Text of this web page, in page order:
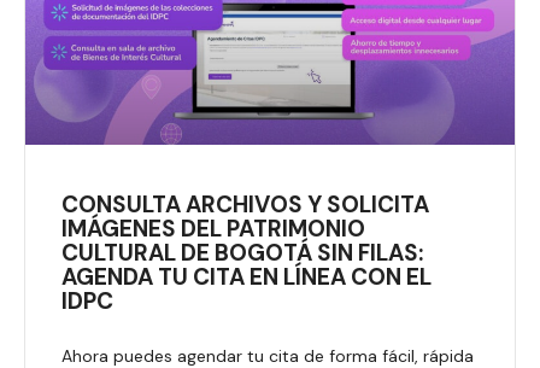
CONSULTA ARCHIVOS Y SOLICITA
IMÁGENES DEL PATRIMONIO
CULTURAL DE BOGOTÁ SIN FILAS:
AGENDA TU CITA EN LÍNEA CON EL
IDPC
Ahora puedes agendar tu cita de forma fácil, rápida